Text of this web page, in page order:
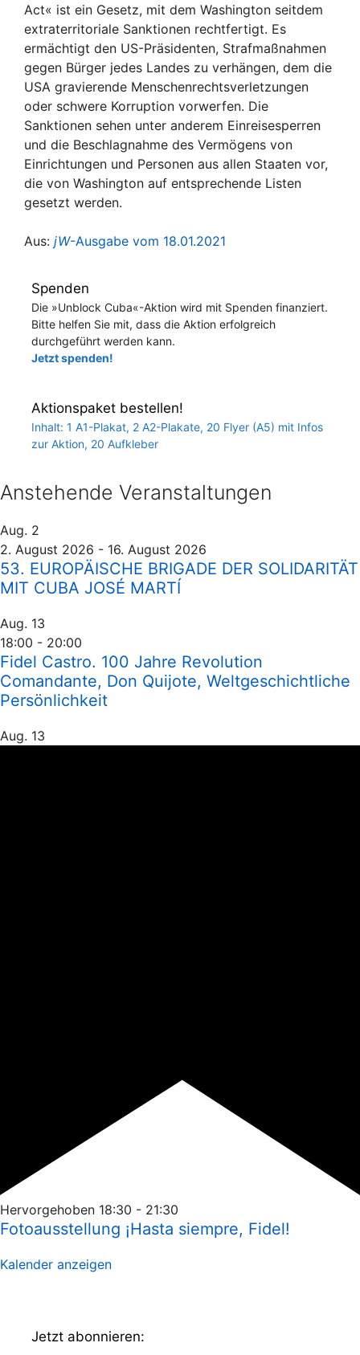
Act« ist ein Gesetz, mit dem Washington seitdem
extraterritoriale Sanktionen rechtfertigt. Es
ermächtigt den US-Präsidenten, Strafmaßnahmen
gegen Bürger jedes Landes zu verhängen, dem die
USA gravierende Menschenrechtsverletzungen
oder schwere Korruption vorwerfen. Die
Sanktionen sehen unter anderem Einreisesperren
und die Beschlagnahme des Vermögens von
Einrichtungen und Personen aus allen Staaten vor,
die von Washington auf entsprechende Listen
gesetzt werden.
Aus: jW-Ausgabe vom 18.01.2021
Spenden
Die »Unblock Cuba«-Aktion wird mit Spenden finanziert.
Bitte helfen Sie mit, dass die Aktion erfolgreich
durchgeführt werden kann.
Jetzt spenden!
Aktionspaket bestellen!
Inhalt: 1 A1-Plakat, 2 A2-Plakate, 20 Flyer (A5) mit Infos
zur Aktion, 20 Aufkleber
Anstehende Veranstaltungen
Aug. 2
2. August 2026 - 16. August 2026
53. EUROPÄISCHE BRIGADE DER SOLIDARITÄT
MIT CUBA JOSÉ MARTÍ
Aug. 13
18:00 - 20:00
Fidel Castro. 100 Jahre Revolution
Comandante, Don Quijote, Weltgeschichtliche
Persönlichkeit
Aug. 13
Hervorgehoben 18:30 - 21:30
Fotoausstellung ¡Hasta siempre, Fidel!
Kalender anzeigen
Jetzt abonnieren: